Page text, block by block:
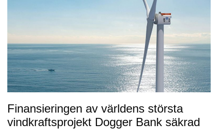
Finansieringen av världens största
vindkraftsprojekt Dogger Bank säkrad